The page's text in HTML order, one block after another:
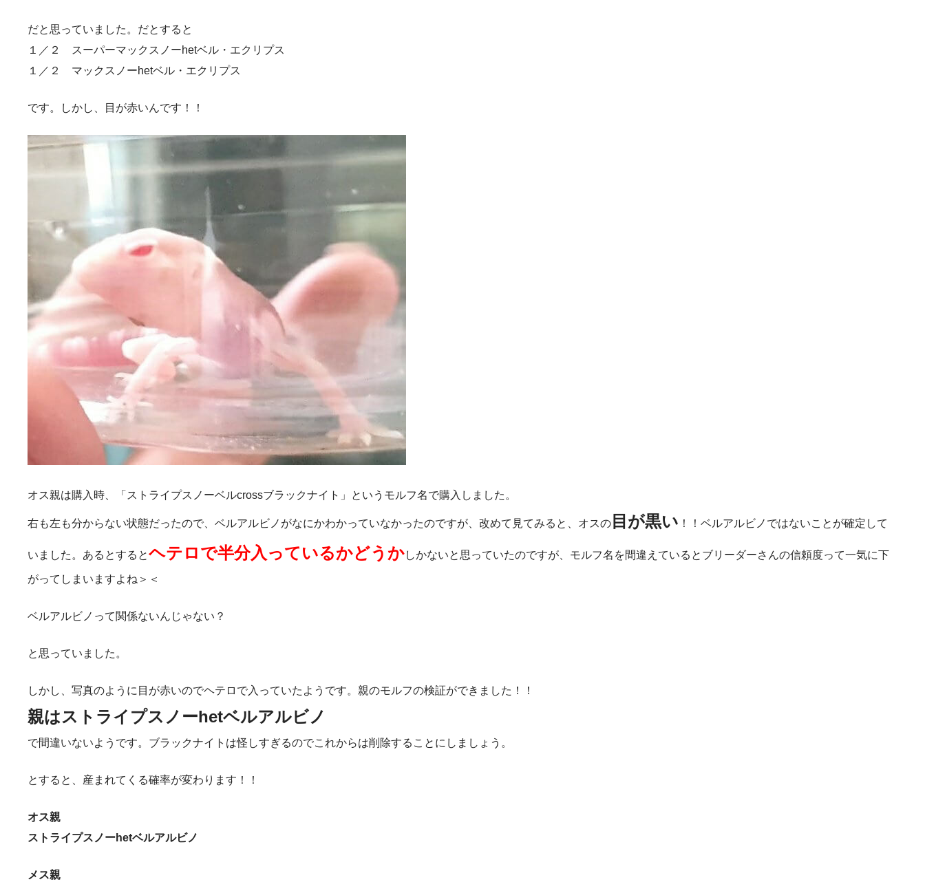
だと思っていました。だとすると
１／２ スーパーマックスノーhetベル・エクリプス
１／２ マックスノーhetベル・エクリプス
です。しかし、目が赤いんです！！
オス親は購入時、「ストライプスノーベルcrossブラックナイト」というモルフ名で購入しました。
右も左も分からない状態だったので、ベルアルビノがなにかわかっていなかったのですが、改めて見てみると、オスの 目が黒い ！！ベルアルビノではないことが確定して
いました。あるとするとヘテロで半分入っているかどうかしかないと思っていたのですが、モルフ名を間違えているとブリーダーさんの信頼度って一気に下
がってしまいますよね＞＜
ベルアルビノって関係ないんじゃない？
と思っていました。
しかし、写真のように目が赤いのでヘテロで入っていたようです。親のモルフの検証ができました！！
親はストライプスノーhetベルアルビノ
で間違いないようです。ブラックナイトは怪しすぎるのでこれからは削除することにしましょう。
とすると、産まれてくる確率が変わります！！
オス親
ストライプスノーhetベルアルビノ
メス親